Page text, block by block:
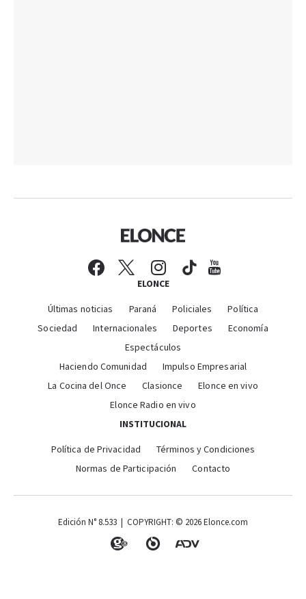
ELONCE
Últimas noticias Paraná Policiales
Política
Sociedad
Internacionales Deportes
Economía
Espectáculos
Haciendo Comunidad
Impulso Empresarial
La Cocina del Once
Clasionce
Elonce en vivo
Elonce Radio en vivo
INSTITUCIONAL
Política de Privacidad
Términos y Condiciones
Normas de Participación
Contacto
Edición N° 8.533 | COPYRIGHT: © 2026 Elonce.com